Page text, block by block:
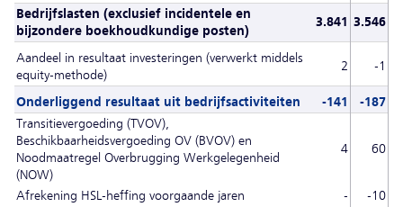
Bedrijfslasten (exclusief incidentele en
bijzondere boekhoudkundige posten)
3.841 3.546
Aandeel in resultaat investeringen (verwerkt middels
equity-methode)
2 -1
Onderliggend resultaat uit bedrijfsactiviteiten -141
-187
Transitievergoeding (TVOV),
Beschikbaarheidsvergoeding OV (BVOV) en
Noodmaatregel Overbrugging Werkgelegenheid
(NOW)
4 60
Afrekening HSL-heffing voorgaande jaren -
-10